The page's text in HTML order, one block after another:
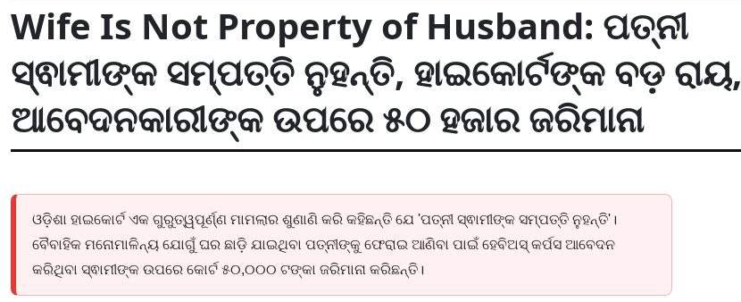
Wife Is Not Property of Husband: ପତ୍ନୀ
ସ୍ଵାମୀଙ୍କ ସମ୍ପତ୍ତି ନୁହନ୍ତି, ହାଇକୋର୍ଟଙ୍କ ବଡ଼ ରାୟ,
ଆବେଦନକାରୀଙ୍କ ଉପରେ ୫୦ ହଜାର ଜରିମାନା
ଓଡ଼ିଶା ହାଇକୋର୍ଟ ଏକ ଗୁରୁତ୍ୱପୂର୍ଣ୍ଣ ମାମଲାର ଶୁଣାଣି କରି କହିଛନ୍ତି ଯେ 'ପତ୍ନୀ ସ୍ଵାମୀଙ୍କ ସମ୍ପତ୍ତି ନୁହନ୍ତି'।
ବୈବାହିକ ମନୋମାଳିନ୍ୟ ଯୋଗୁଁ ଘର ଛାଡ଼ି ଯାଇଥିବା ପତ୍ନୀଙ୍କୁ ଫେରାଇ ଆଣିବା ପାଇଁ ହେବିଅସ୍ କର୍ପସ ଆବେଦନ
କରିଥିବା ସ୍ଵାମୀଙ୍କ ଉପରେ କୋର୍ଟ ୫୦,୦୦୦ ଟଙ୍କା ଜରିମାନା କରିଛନ୍ତି।